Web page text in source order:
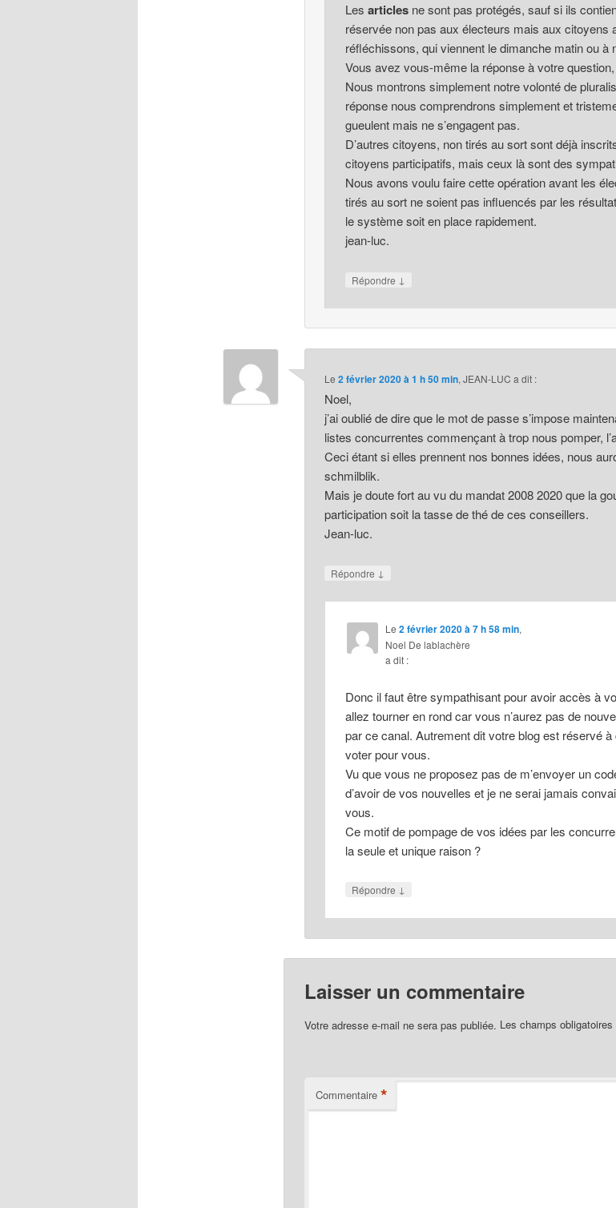
Les articlesne sont pas protégés, sauf si ils
réservée non pas aux électeurs mais aux citoyens
réfléchissons, qui viennent le dimanche matin ou à
Vous avez vous-même la réponse à votre
Nous montrons simplement notre volonté de
réponse nous comprendrons simplement et
gueulent mais ne s’engagent pas.
D’autres citoyens, non tirés au sort sont déjà
citoyens participatifs, mais ceux là sont des
Nous avons voulu faire cette opération avant les
tirés au sort ne soient pas influencés par les
le système soit en place rapidement.
jean-luc.
Répondre ↓
Le2 février 2020 à 1 h 50 min,JEAN-LUC a dit :
Noel,
j’ai oublié de dire que le mot de passe s’impose
listes concurrentes commençant à trop nous pomper,
Ceci étant si elles prennent nos bonnes idées, nous
schmilblik.
Mais je doute fort au vu du mandat 2008 2020 que la
participation soit la tasse de thé de ces conseillers.
Jean-luc.
Répondre ↓
Le 2 février 2020 à 7 h 58 min,
Noel De lablachère
a dit :
Donc il faut être sympathisant pour avoir accès à
allez tourner en rond car vous n’aurez pas de
par ce canal. Autrement dit votre blog est réservé
voter pour vous.
Vu que vous ne proposez pas de m’envoyer un
d’avoir de vos nouvelles et je ne serai jamais
vous.
Ce motif de pompage de vos idées par les
la seule et unique raison ?
Répondre ↓
Laisser un commentaire
Votre adresse e-mail ne sera pas publiée. Les champs
Commentaire *